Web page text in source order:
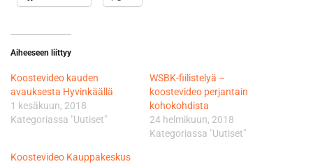
Aiheeseen liittyy
Koostevideo kauden
avauksesta Hyvinkäällä
1 kesäkuun, 2018
Kategoriassa "Uutiset"
WSBK-fiilistelyä –
koostevideo perjantain
kohokohdista
24 helmikuun, 2018
Kategoriassa "Uutiset"
Koostevideo Kauppakeskus